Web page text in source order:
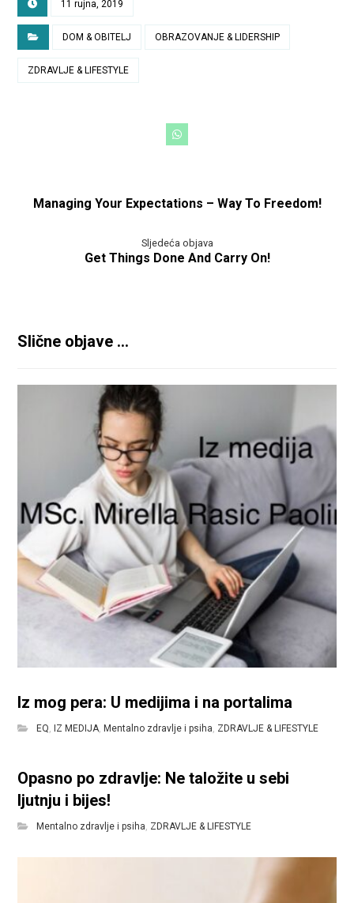
11 rujna, 2019
DOM & OBITELJ OBRAZOVANJE & LIDERSHIP
ZDRAVLJE & LIFESTYLE
Managing Your Expectations – Way To Freedom!
Sljedeća objava
Get Things Done And Carry On!
Slične objave ...
Iz mog pera: U medijima i na portalima
EQ, IZ MEDIJA, Mentalno zdravlje i psiha, ZDRAVLJE & LIFESTYLE
Opasno po zdravlje: Ne taložite u sebi
ljutnju i bijes!
Mentalno zdravlje i psiha, ZDRAVLJE & LIFESTYLE